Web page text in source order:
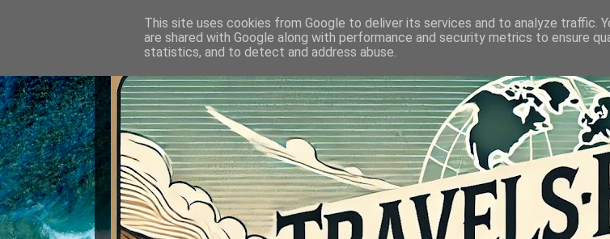
This site uses cookies from Google to deliver its services and to analyze traffic.
are shared with Google along with performance and security metrics to ensure
statistics, and to detect and address abuse.